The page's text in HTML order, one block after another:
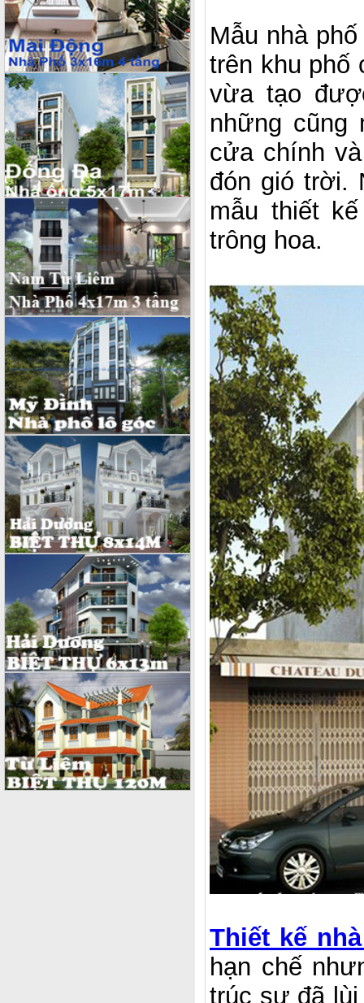
Mẫu nhà
trên khu phố
vừa tạo
những cũng
cửa chính
đón gió trời.
mẫu thiết
trông hoa.
Thiết kế
hạn chế
trúc sư đã lùi